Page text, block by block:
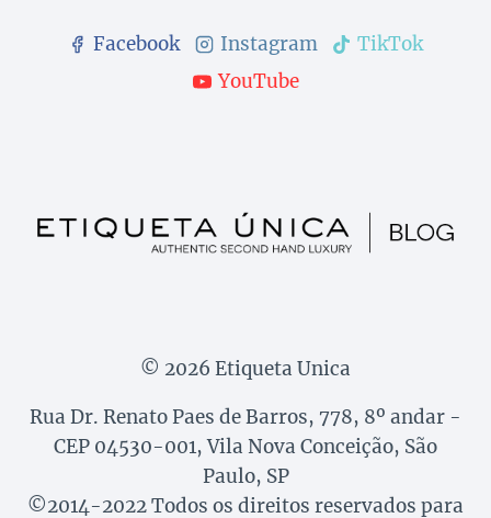
Facebook Instagram
TikTok
YouTube
© 2026 Etiqueta Unica
Rua Dr. Renato Paes de Barros, 778, 8º andar -
CEP 04530-001, Vila Nova Conceição, São
Paulo, SP
©2014-2022 Todos os direitos reservados para